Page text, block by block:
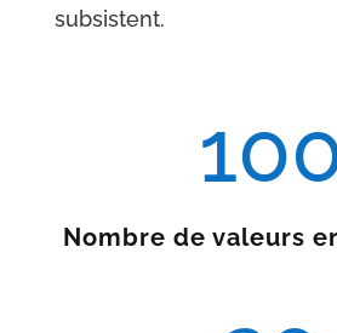
subsistent.
Nombre de valeurs